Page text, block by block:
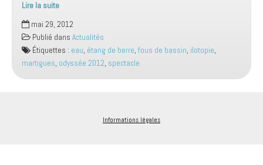
Lire la suite
Ilotopie
ouvre
l’Odyssée
2012,
sur
l’eau
mai 29, 2012
Publié dans Actualités
Étiquettes : eau, étang de berre, fous de bassin, ilotopie,
martigues, odyssée 2012, spectacle
Informations légales